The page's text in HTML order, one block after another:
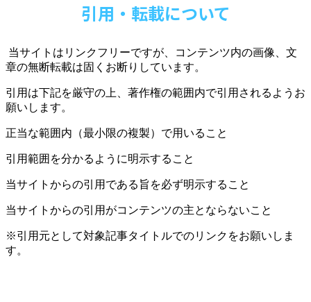
引用・転載について
当サイトはリンクフリーですが、コンテンツ内の画像、文
章の無断転載は固くお断りしています。
引用は下記を厳守の上、著作権の範囲内で引用されるようお
願いします。
正当な範囲内（最小限の複製）で用いること
引用範囲を分かるように明示すること
当サイトからの引用である旨を必ず明示すること
当サイトからの引用がコンテンツの主とならないこと
※引用元として対象記事タイトルでのリンクをお願いしま
す。